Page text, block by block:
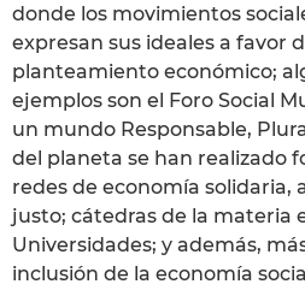
donde los movimientos
expresan sus ideales a favor
planteamiento económico;
ejemplos son el Foro Social
un mundo Responsable,
del planeta se han realizado
redes de economía solidaria,
justo; cátedras de la materia
Universidades; y además,
inclusión de la economía